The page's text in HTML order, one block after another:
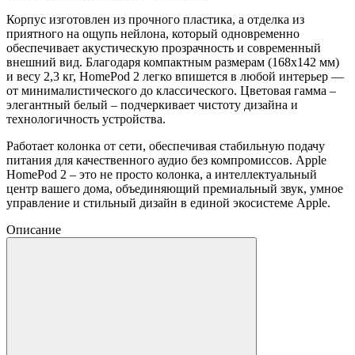
Корпус изготовлен из прочного пластика, а отделка из
приятного на ощупь нейлона, который одновременно
обеспечивает акустическую прозрачность и современный
внешний вид. Благодаря компактным размерам (168x142 мм)
и весу 2,3 кг, HomePod 2 легко впишется в любой интерьер —
от минималистического до классического. Цветовая гамма –
элегантный белый – подчеркивает чистоту дизайна и
технологичность устройства.
Работает колонка от сети, обеспечивая стабильную подачу
питания для качественного аудио без компромиссов. Apple
HomePod 2 – это не просто колонка, а интеллектуальный
центр вашего дома, объединяющий премиальный звук, умное
управление и стильный дизайн в единой экосистеме Apple.
Описание